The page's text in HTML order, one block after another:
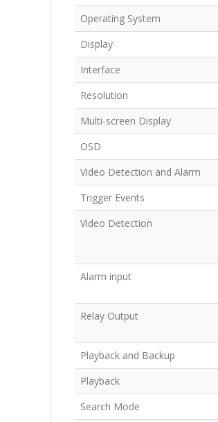
Operating System
Display
Interface
Resolution
Multi-screen Display
OSD
Video Detection and Alarm
Trigger Events
Video Detection
Alarm input
Relay Output
Playback and Backup
Playback
Search Mode